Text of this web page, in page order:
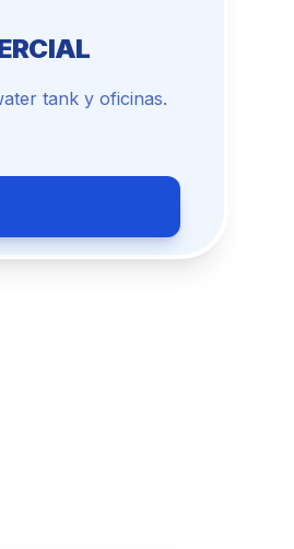
tank y oficinas.